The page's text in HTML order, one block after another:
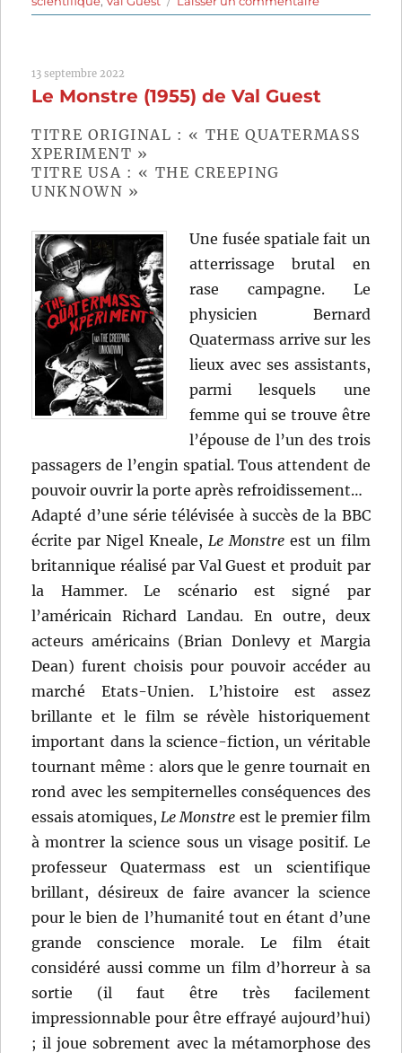
La
Val
13 septembre 2022
Le Monstre (1955) de Val Guest
TITRE ORIGINAL : « THE QUATERMASS
XPERIMENT »
TITRE USA : « THE CREEPING
UNKNOWN »
Une fusée spatiale fait un
atterrissage brutal en
rase campagne. Le
physicien Bernard
Quatermass arrive sur les
lieux avec ses assistants,
parmi lesquels une
femme qui se trouve être
l’épouse de l’un des trois
passagers de l’engin spatial. Tous attendent de
pouvoir ouvrir la porte après refroidissement…
Adapté d’une série télévisée à succès de la BBC
écrite par Nigel Kneale, Le Monstreest un film
britannique réalisé par Val Guest et produit par
la Hammer. Le scénario est signé par
l’américain Richard Landau. En outre, deux
acteurs américains (Brian Donlevy et Margia
Dean) furent choisis pour pouvoir accéder au
marché Etats-Unien. L’histoire est assez
brillante et le film se révèle historiquement
important dans la science-fiction, un véritable
tournant même : alors que le genre tournait en
rond avec les sempiternelles conséquences des
essais atomiques, Le Monstre est le premier film
à montrer la science sous un visage positif. Le
professeur Quatermass est un scientifique
brillant, désireux de faire avancer la science
pour le bien de l’humanité tout en étant d’une
grande conscience morale. Le film était
considéré aussi comme un film d’horreur à sa
sortie (il faut être très facilement
impressionnable pour être effrayé aujourd’hui)
; il joue sobrement avec la métamorphose des